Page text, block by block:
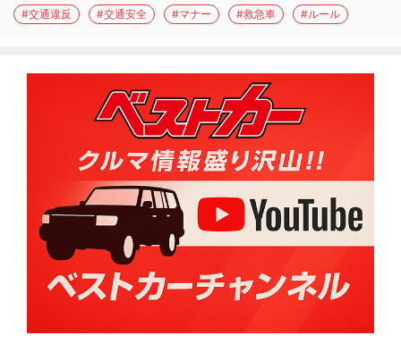
#交通違反 #交通安全 #マナー #救急車 #ルール